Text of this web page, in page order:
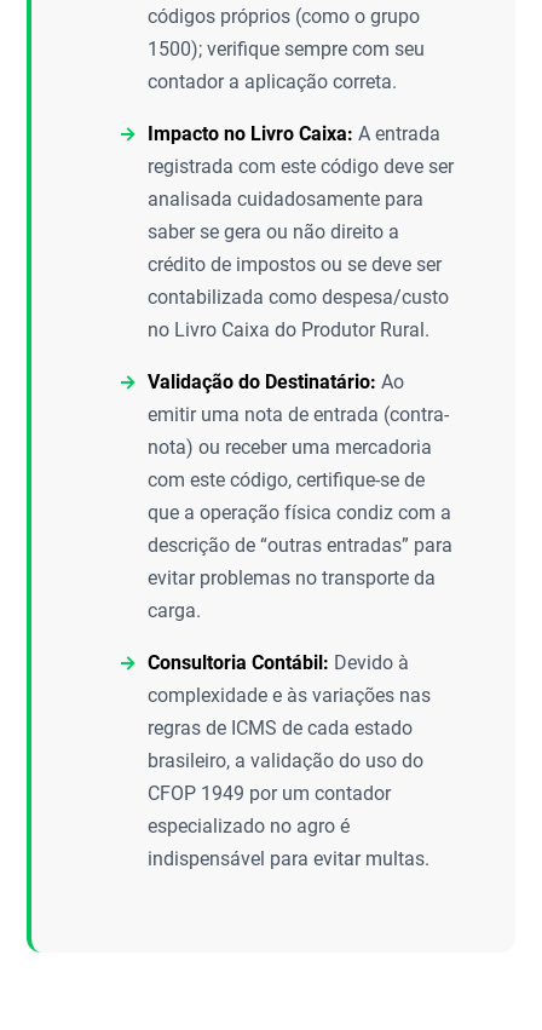
códigos próprios (como o grupo
1500); verifique sempre com seu
contador a aplicação correta.
Impacto no Livro Caixa: A entrada
registrada com este código deve ser
analisada cuidadosamente para
saber se gera ou não direito a
crédito de impostos ou se deve ser
contabilizada como despesa/custo
no Livro Caixa do Produtor Rural.
Validação do Destinatário: Ao
emitir uma nota de entrada (contra-
nota) ou receber uma mercadoria
com este código, certifique-se de
que a operação física condiz com a
descrição de “outras entradas” para
evitar problemas no transporte da
carga.
Consultoria Contábil: Devido à
complexidade e às variações nas
regras de ICMS de cada estado
brasileiro, a validação do uso do
CFOP 1949 por um contador
especializado no agro é
indispensável para evitar multas.